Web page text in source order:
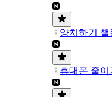
양치하기 챌
휴대폰 줄이